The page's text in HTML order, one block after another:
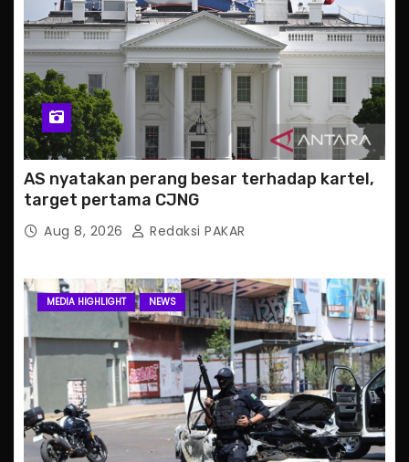
AS nyatakan perang besar terhadap kartel,
target pertama CJNG
Aug 8, 2026 Redaksi PAKAR
MEDIA HIGHLIGHT NEWS